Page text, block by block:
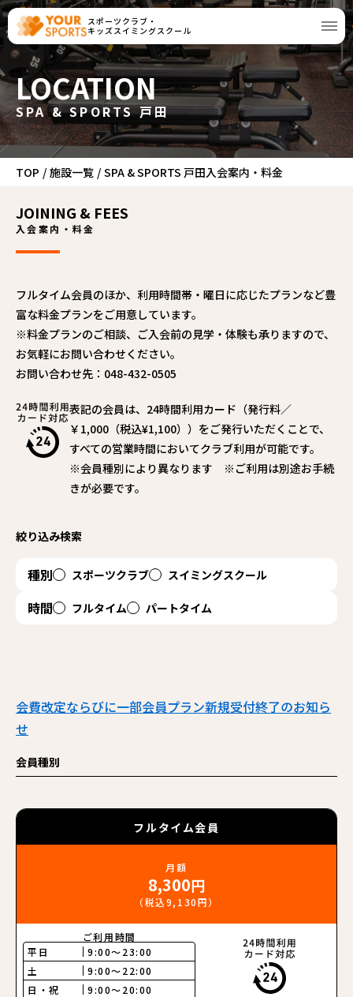
スポーツクラブ・
キッズスイミングスクール
LOCATION
SPA & SPORTS 戸田
TOP / 施設一覧 / SPA & SPORTS 戸田入会案内・料金
JOINING & FEES
入会案内・料金
フルタイム会員のほか、利用時間帯・曜日に応じたプランなど豊
富な料金プランをご用意しています。
※料金プランのご相談、ご入会前の見学・体験も承りますので、
お気軽にお問い合わせください。
お問い合わせ先：048-432-0505
表記の会員は、24時間利用カード（発行料／
￥1,000（税込¥1,100））をご発行いただくことで、
すべての営業時間においてクラブ利用が可能です。
※会員種別により異なります ※ご利用は別途お手続
きが必要です。
絞り込み検索
種別 スポーツクラブ スイミングスクール
時間 フルタイム パートタイム
会費改定ならびに一部会員プラン新規受付終了のお知ら
せ
会員種別
フルタイム会員
月額
8,300円
（税込9,130円）
ご利用時間
平日
9:00〜23:00
土
9:00〜22:00
日・祝
9:00〜20:00